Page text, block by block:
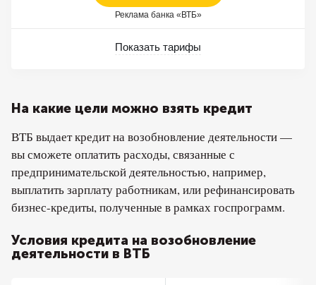
Реклама банка «ВТБ»
Показать тарифы
На какие цели можно взять кредит
ВТБ выдает кредит на возобновление деятельности —
вы сможете оплатить расходы, связанные с
предпринимательской деятельностью, например,
выплатить зарплату работникам, или рефинансировать
бизнес-кредиты, полученные в рамках госпрограмм.
Условия кредита на возобновление
деятельности в ВТБ